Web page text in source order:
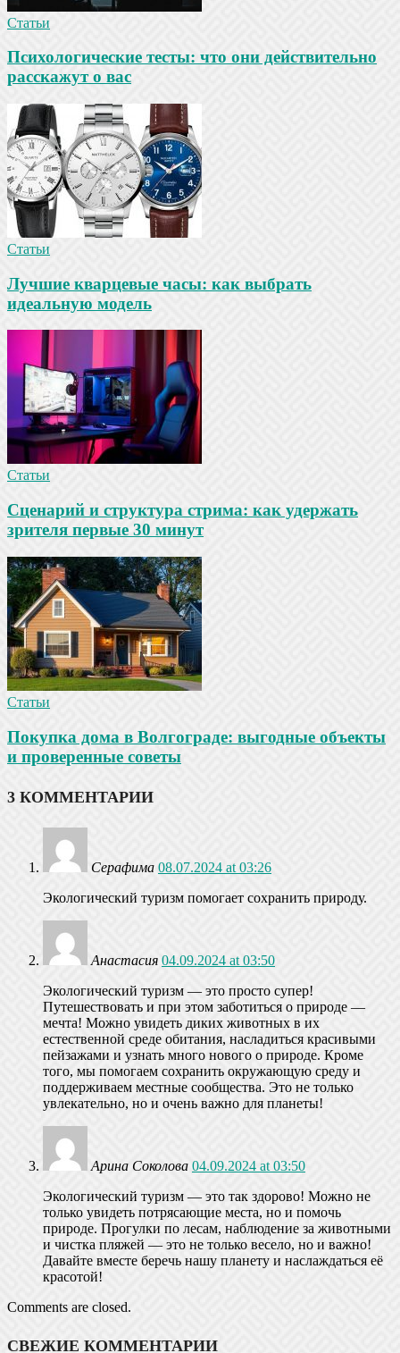
Статьи
Психологические тесты: что они действительно
расскажут о вас
Статьи
Лучшие кварцевые часы: как выбрать
идеальную модель
Статьи
Сценарий и структура стрима: как удержать
зрителя первые 30 минут
Статьи
Покупка дома в Волгограде: выгодные объекты
и проверенные советы
3 КОММЕНТАРИИ
Серафима 08.07.2024 at 03:26
Экологический туризм помогает сохранить природу.
Анастасия 04.09.2024 at 03:50
Экологический туризм — это просто супер!
Путешествовать и при этом заботиться о природе —
мечта! Можно увидеть диких животных в их
естественной среде обитания, насладиться красивыми
пейзажами и узнать много нового о природе. Кроме
того, мы помогаем сохранить окружающую среду и
поддерживаем местные сообщества. Это не только
увлекательно, но и очень важно для планеты!
Арина Соколова 04.09.2024 at 03:50
Экологический туризм — это так здорово! Можно не
только увидеть потрясающие места, но и помочь
природе. Прогулки по лесам, наблюдение за животными
и чистка пляжей — это не только весело, но и важно!
Давайте вместе беречь нашу планету и наслаждаться её
красотой!
Comments are closed.
СВЕЖИЕ КОММЕНТАРИИ